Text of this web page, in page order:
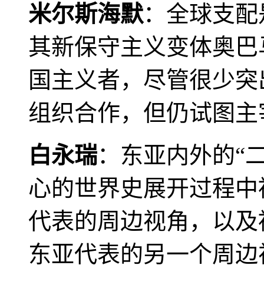
米尔斯海默：全球支
其新保守主义变体奥
国主义者，尽管很少
组织合作，但仍试图
白永瑞：东亚内外的“
心的世界史展开过程
代表的周边视角，以
东亚代表的另一个周